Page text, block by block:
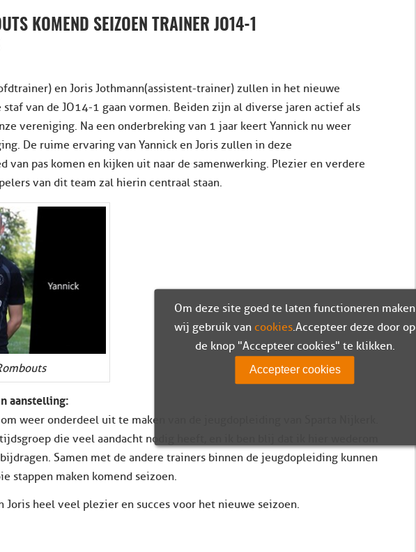
KOMEND SEIZOEN TRAINER JO14-1
en Joris Jothmann(assistent-trainer) zullen in het nieuwe
staf van de JO14-1 gaan vormen. Beiden zijn al diverse jaren actief als
vereniging. Na een onderbreking van 1 jaar keert Yannick nu weer
De ruime ervaring van Yannick en Joris zullen in deze
van pas komen en kijken uit naar de samenwerking. Plezier en verdere
van dit team zal hierin centraal staan.
aanstelling:
weer onderdeel uit te maken van de jeugdopleiding van Sparta Nijkerk.
die veel aandacht nodig heeft, en ik ben blij dat ik hier wederom
Samen met de andere trainers binnen de jeugdopleiding kunnen
stappen maken komend seizoen.
Joris heel veel plezier en succes voor het nieuwe seizoen.
Om deze site goed te laten functioneren maken
wij gebruik van cookies. Accepteer deze door op
de knop "Accepteer cookies" te klikken.
Accepteer cookies